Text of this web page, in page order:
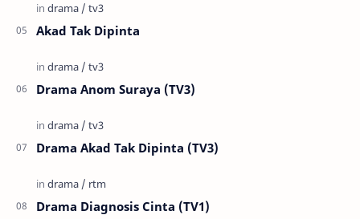
Akad Tak Dipinta
Drama Anom Suraya (TV3)
Drama Akad Tak Dipinta (TV3)
Drama Diagnosis Cinta (TV1)